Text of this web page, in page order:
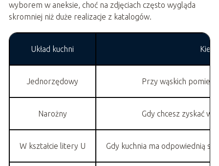
wyborem w aneksie, choć na zdjęciach często wygląda
skromniej niż duże realizacje z katalogów.
Układ kuchni
Jednorzędowy Przy wąskich
Narożny Gdy chcesz zyskać
W kształcie litery U Gdy kuchnia ma odpowiednią